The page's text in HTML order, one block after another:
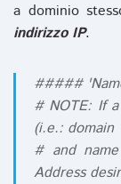
a dominio
indirizzo IP.
#####
# NOTE: If
(i.e.: domain
# and
Address